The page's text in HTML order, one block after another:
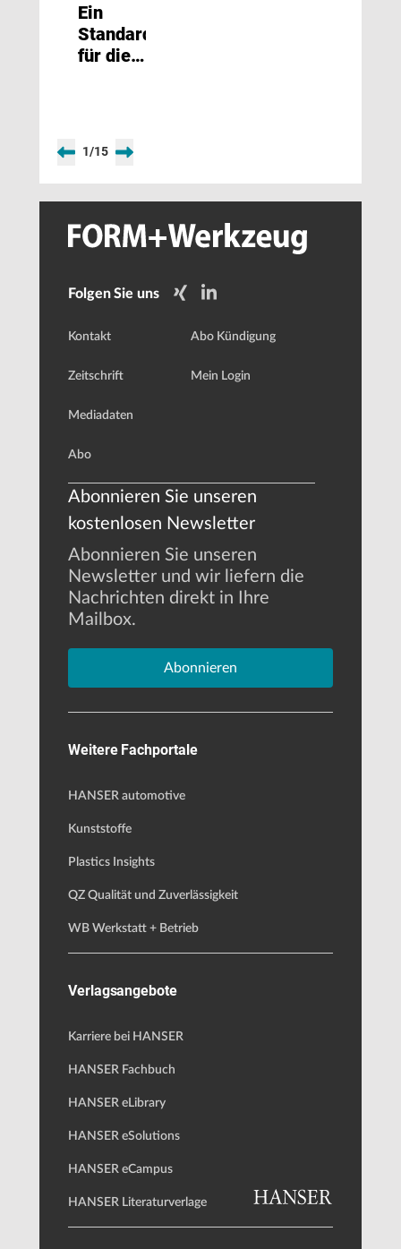
Ein
Standard
für die
1/15
Folgen Sie uns
Kontakt
Zeitschrift
Mediadaten
Abo
Abo Kündigung
Mein Login
Abonnieren Sie unseren
kostenlosen Newsletter
Abonnieren Sie unseren
Newsletter und wir liefern die
Nachrichten direkt in Ihre
Mailbox.
Abonnieren
Weitere Fachportale
HANSER automotive
Kunststoffe
Plastics Insights
QZ Qualität und Zuverlässigkeit
WB Werkstatt + Betrieb
Verlagsangebote
Karriere bei HANSER
HANSER Fachbuch
HANSER eLibrary
HANSER eSolutions
HANSER eCampus
HANSER Literaturverlage